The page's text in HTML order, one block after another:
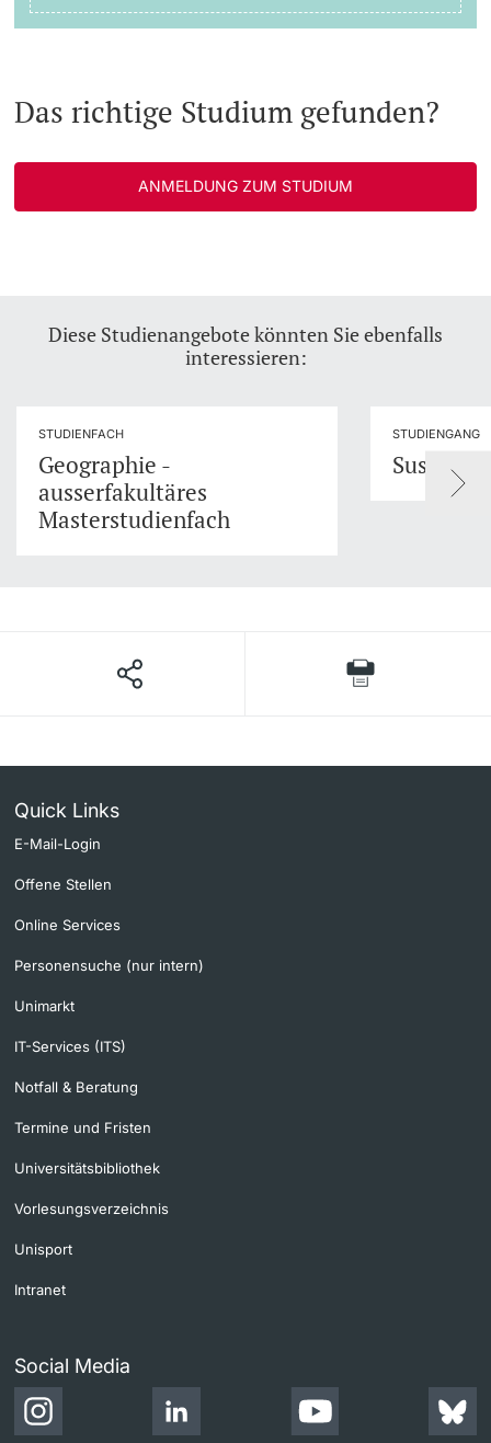
Das richtige Studium gefunden?
ANMELDUNG ZUM STUDIUM
Diese Studienangebote könnten Sie ebenfalls
interessieren:
STUDIENFACH
Geographie -
ausserfakultäres
Masterstudienfach
STUDIENGANG
Quick Links
E-Mail-Login
Offene Stellen
Online Services
Personensuche (nur intern)
Unimarkt
IT-Services (ITS)
Notfall & Beratung
Termine und Fristen
Universitätsbibliothek
Vorlesungsverzeichnis
Unisport
Intranet
Social Media